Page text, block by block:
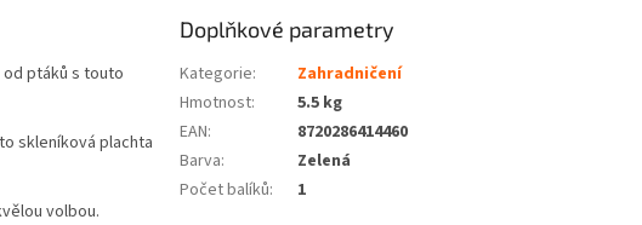
ptáků s touto
skleníková plachta
volbou.
Doplňkové parametry
Kategorie:
Zahradničení
Hmotnost:
5.5 kg
EAN:
8720286414460
Barva:
Zelená
Počet balíků: 1